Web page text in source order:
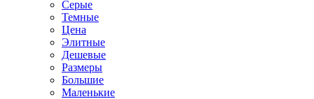
Серые
Темные
Цена
Элитные
Дешевые
Размеры
Большие
Маленькие